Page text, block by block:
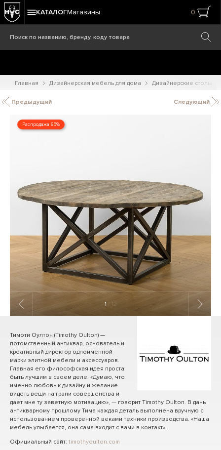
КАТАЛОГМагазины 0
Главная Дизайнерская мебель для дома Дизайнерские столы
Предыдущий Следующий
Распродажа 65%
1 / 12
Тимоти Оултон (Timothy Oulton) —
потомственный антиквар, основатель и
креативный директор одноименной
марки элитной мебели и аксессуаров.
Главная его философская идея проста:
быть лучшим в своем деле. «Думаю, что
именно любовь к дизайну и желание
видеть вещи на грани совершенства и
дает мне ту заветную мотивацию», — говорит Timothy Oulton. В дань
антикварному прошлому Тима каждая деталь выполнена вручную с
использованием проверенной веками техники производства. «Наша
мебель улыбается, она сама входит с вами в контакт».
Официальный сайт: timothyoulton.com